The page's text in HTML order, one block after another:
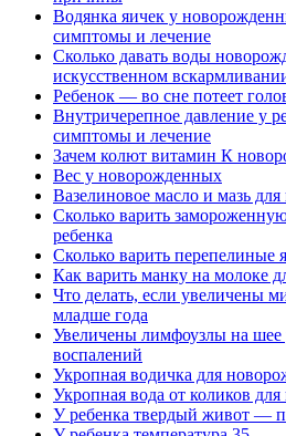
Водянка яичек у
симптомы и лечение
Сколько давать воды
искусственном
Ребенок — во сне потеет
Внутричерепное давление у
симптомы и лечение
Зачем колют витамин К
Вес у новорожденных
Вазелиновое масло и мазь
Сколько варить
ребенка
Сколько варить перепелиные
Как варить манку на молоке
Что делать, если увеличены
младше года
Увеличены лимфоузлы на
воспалений
Укропная водичка для
Укропная вода от коликов
У ребенка твердый живот —